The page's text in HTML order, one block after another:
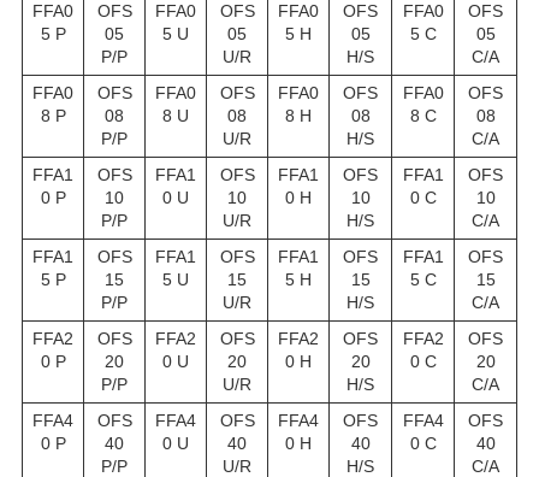
FFA0
5 P
OFS
05
P/P
FFA0
5 U
OFS
05
U/R
FFA0
5 H
OFS
05
H/S
FFA0
5 C
OFS
05
C/A
FFA0
8 P
OFS
08
P/P
FFA0
8 U
OFS
08
U/R
FFA0
8 H
OFS
08
H/S
FFA0
8 C
OFS
08
C/A
FFA1
0 P
OFS
10
P/P
FFA1
0 U
OFS
10
U/R
FFA1
0 H
OFS
10
H/S
FFA1
0 C
OFS
10
C/A
FFA1
5 P
OFS
15
P/P
FFA1
5 U
OFS
15
U/R
FFA1
5 H
OFS
15
H/S
FFA1
5 C
OFS
15
C/A
FFA2
0 P
OFS
20
P/P
FFA2
0 U
OFS
20
U/R
FFA2
0 H
OFS
20
H/S
FFA2
0 C
OFS
20
C/A
FFA4
0 P
OFS
40
P/P
FFA4
0 U
OFS
40
U/R
FFA4
0 H
OFS
40
H/S
FFA4
0 C
OFS
40
C/A